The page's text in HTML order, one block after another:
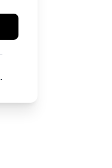
.